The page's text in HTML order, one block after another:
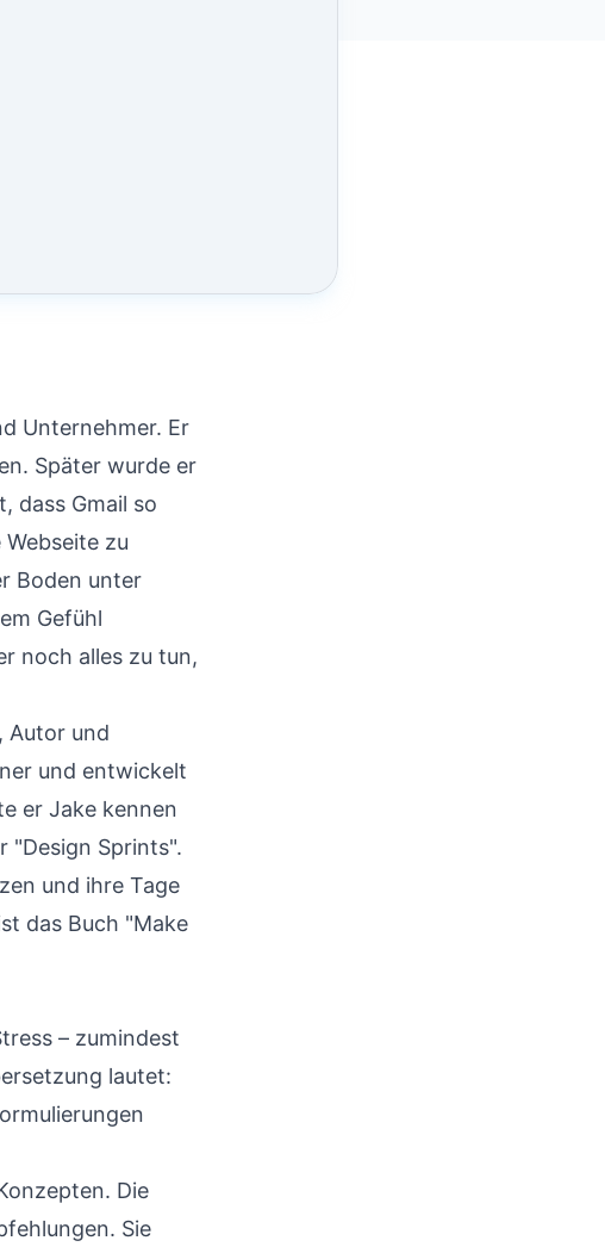
Unternehmer. Er
Später wurde er
dass Gmail so
zu
Boden unter
Gefühl
noch alles zu tun,
Autor und
und entwickelt
er Jake kennen
"Design Sprints".
und ihre Tage
das Buch "Make
– zumindest
lautet:
Die
Sie